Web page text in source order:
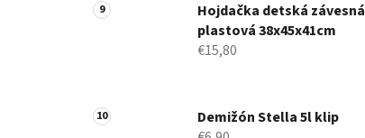
Hojdačka detská závesná
plastová 38x45x41cm
€15,80
Demižón Stella 5l klip